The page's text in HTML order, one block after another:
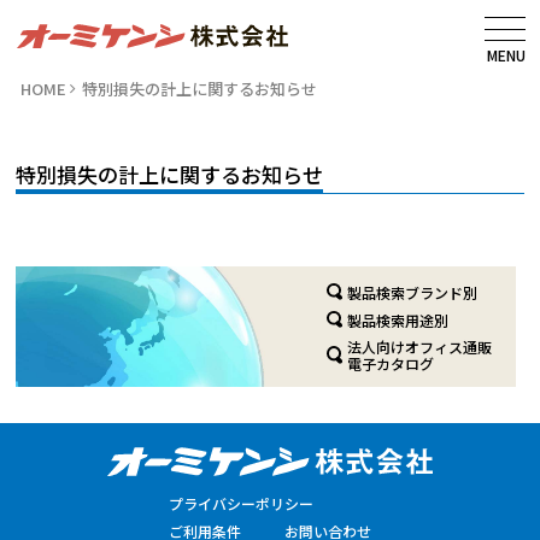
MENU
HOME 特別損失の計上に関するお知らせ
特別損失の計上に関するお知らせ
製品検索ブランド別
製品検索用途別
法人向けオフィス通販
電子カタログ
プライバシーポリシー
ご利用条件
お問い合わせ